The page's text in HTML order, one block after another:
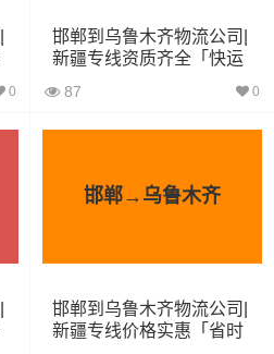
1.2吨 2.4×1.6×1.9
1.5吨
2吨 3.8×2×2.9
0
邯郸到乌鲁木齐物流公司|
新疆专线资质齐全「快运
87 0
邯郸→乌鲁木齐
邯郸到乌鲁木齐物流公司|
新疆专线价格实惠「省时